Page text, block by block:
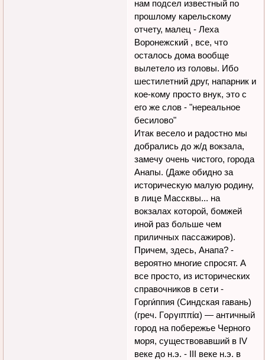
нам подсел известный по
прошлому карельскому
отчету, малец - Леха
Воронежский , все, что
осталось дома вообще
вылетело из головы. Ибо
шестилетний друг, напарник и
кое-кому просто внук, это с
его же слов - "нереальное
бесилово"
Итак весело и радостно мы
добрались до ж/д вокзала,
замечу очень чистого, города
Анапы. (Даже обидно за
историческую малую родину,
в лице Массквы... на
вокзалах которой, бомжей
иной раз больше чем
приличных пассажиров).
Причем, здесь, Анапа? -
вероятно многие спросят. А
все просто, из исторических
справочников в сети -
Горги́ппия (Синдская гавань)
(греч. Γοργιππία) — античный
город на побережье Черного
моря, существовавший в IV
веке до н.э. - III веке н.э. в